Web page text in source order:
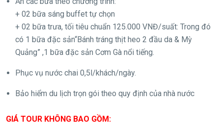
+ 02 bữa sáng buffet tự chọn
+ 02 bữa trưa, tối tiêu chuẩn 125.000 VNĐ/suất: Trong đó
có 1 bữa đặc sản“Bánh tráng thịt heo 2 đầu da & Mỳ
Quảng” ,1 bữa đặc sản Cơm Gà nổi tiếng.
Phục vụ nước chai 0,5l/khách/ngày.
Bảo hiểm du lịch trọn gói theo quy định của nhà nước
GIÁ TOUR KHÔNG BAO GỒM: